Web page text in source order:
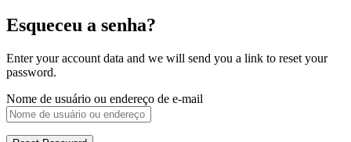
Esqueceu a senha?
Enter your account data and we will send you a link to reset your
password.
Nome de usuário ou endereço de e-mail